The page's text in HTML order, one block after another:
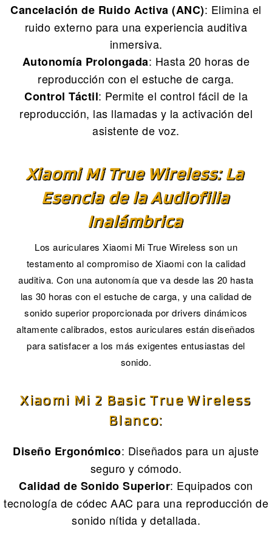
Cancelación de Ruido Activa (ANC): Elimina el
ruido externo para una experiencia auditiva
inmersiva.
Autonomía Prolongada: Hasta 20 horas de
reproducción con el estuche de carga.
Control Táctil: Permite el control fácil de la
reproducción, las llamadas y la activación del
asistente de voz.
Xiaomi Mi True Wireless: La
Esencia de la Audiofilia
Inalámbrica
Los auriculares Xiaomi Mi True Wireless son un
testamento al compromiso de Xiaomi con la calidad
auditiva. Con una autonomía que va desde las 20 hasta
las 30 horas con el estuche de carga, y una calidad de
sonido superior proporcionada por drivers dinámicos
altamente calibrados, estos auriculares están diseñados
para satisfacer a los más exigentes entusiastas del
sonido.
Xiaomi Mi 2 Basic True Wireless
Blanco:
Diseño Ergonómico: Diseñados para un ajuste
seguro y cómodo.
Calidad de Sonido Superior: Equipados con
tecnología de códec AAC para una reproducción de
sonido nítida y detallada.